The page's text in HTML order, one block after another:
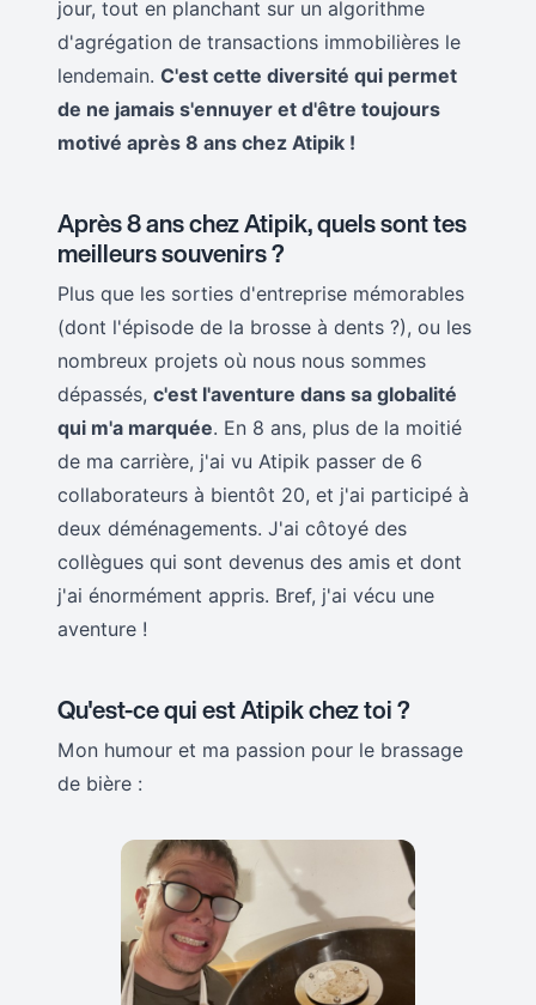
jour, tout en planchant sur un algorithme
d'agrégation de transactions immobilières le
lendemain. C'est cette diversité qui permet
de ne jamais s'ennuyer et d'être toujours
motivé après 8 ans chez Atipik !
Après 8 ans chez Atipik, quels sont tes
meilleurs souvenirs ?
Plus que les sorties d'entreprise mémorables
(dont l'épisode de la brosse à dents ?), ou les
nombreux projets où nous nous sommes
dépassés, c'est l'aventure dans sa globalité
qui m'a marquée. En 8 ans, plus de la moitié
de ma carrière, j'ai vu Atipik passer de 6
collaborateurs à bientôt 20, et j'ai participé à
deux déménagements. J'ai côtoyé des
collègues qui sont devenus des amis et dont
j'ai énormément appris. Bref, j'ai vécu une
aventure !
Qu'est-ce qui est Atipik chez toi ?
Mon humour et ma passion pour le brassage
de bière :